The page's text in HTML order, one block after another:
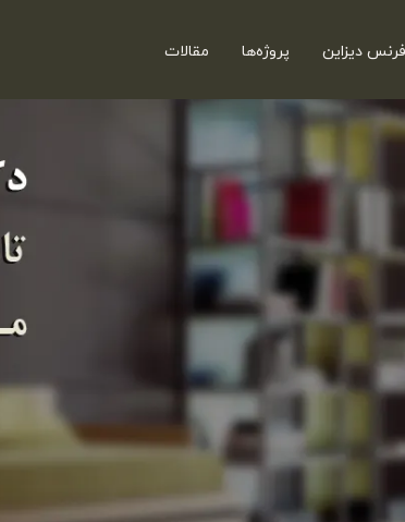
دیزاین پروژه‌ها مقالات